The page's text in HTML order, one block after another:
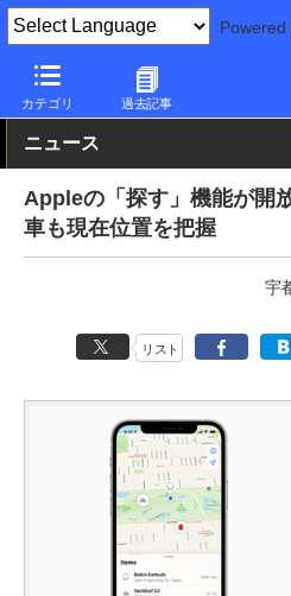
Powered
カテゴリ 過去記事
PC Watch 市場 サービス
ニュース
Appleの「探す」機能が開
車も現在位置を把握
宇
リスト